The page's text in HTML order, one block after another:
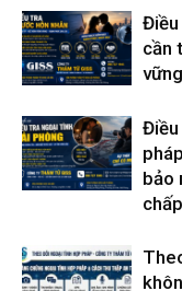
Điều
cần
vững
Điều
bảo